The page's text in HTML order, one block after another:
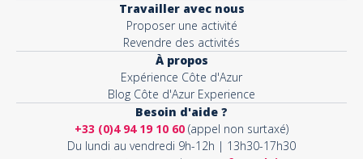
Travailler avec nous
Proposer une activité
Revendre des activités
À propos
Expérience Côte d'Azur
Blog Côte d'Azur Experience
Besoin d'aide ?
+33 (0)4 94 19 10 60 (appel non surtaxé)
Du lundi au vendredi 9h-12h | 13h30-17h30